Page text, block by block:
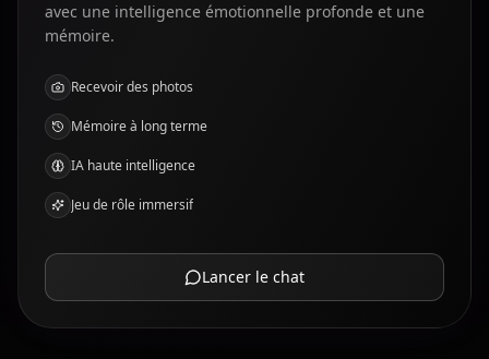
avec une intelligence émotionnelle profonde et une
mémoire.
Recevoir des photos
Mémoire à long terme
IA haute intelligence
Jeu de rôle immersif
Lancer le chat